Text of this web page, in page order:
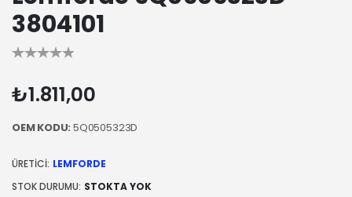
3804101
₺1.811,00
OEM KODU:5Q0505323D
ÜRETICI: LEMFORDE
STOK DURUMU: STOKTA YOK